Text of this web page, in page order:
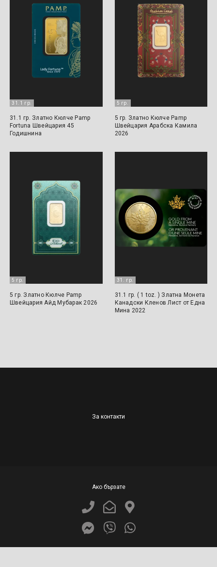
31.1 гр.
31.1 гр. Златно Кюлче Pamp
Fortuna Швейцария 45
Годишнина
5 гр.
5 гр. Златно Кюлче Pamp
Швейцария Арабска Камила
2026
5 гр.
5 гр. Златно Кюлче Pamp
Швейцария Айд Мубарак 2026
31. гр.
31.1 гр. ( 1 toz. ) Златна Монета
Канадски Кленов Лист от Една
Мина 2022
За контакти
Ако бързате